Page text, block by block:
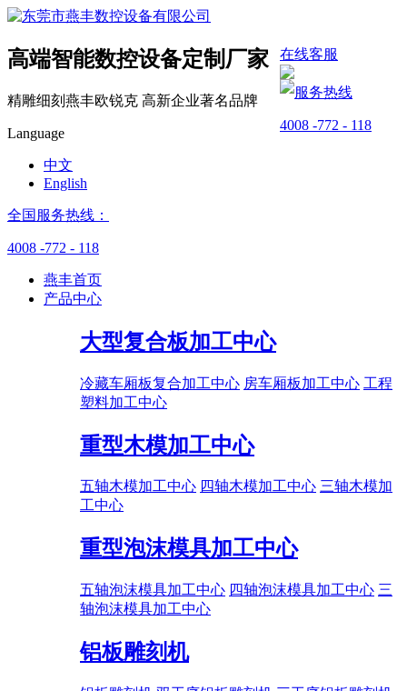
高端智能数控设备定制厂家
精雕细刻燕丰欧锐克 高新企业著名品牌
Language
中文
English
全国服务热线：
4008 -772 - 118
燕丰首页
产品中心
大型复合板加工中心
冷藏车厢板复合加工中心 房车厢板加工中心 工程
塑料加工中心
重型木模加工中心
五轴木模加工中心 四轴木模加工中心 三轴木模加
工中心
重型泡沫模具加工中心
五轴泡沫模具加工中心 四轴泡沫模具加工中心 三
轴泡沫模具加工中心
铝板雕刻机
在线客服
服务热线
4008 -772 - 118